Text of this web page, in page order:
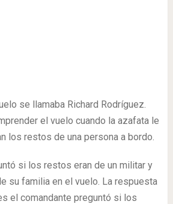
se llamaba Richard Rodríguez.
el vuelo cuando la azafata le
los restos de una persona a bordo.
si los restos eran de un militar y
su familia en el vuelo. La respuesta
el comandante preguntó si los